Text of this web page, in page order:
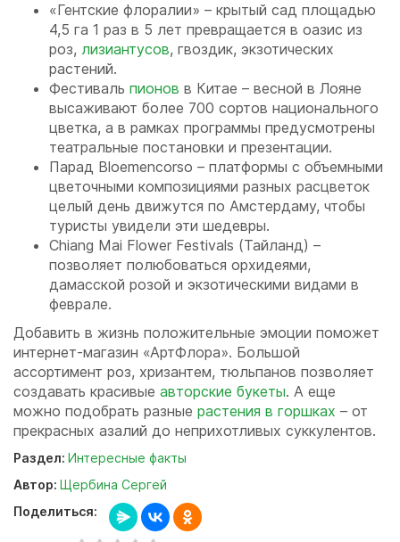
«Гентские флоралии» – крытый сад площадью
4,5 га 1 раз в 5 лет превращается в оазис из
роз, лизиантусов, гвоздик, экзотических
растений.
Фестиваль пионов в Китае – весной в Лояне
высаживают более 700 сортов национального
цветка, а в рамках программы предусмотрены
театральные постановки и презентации.
Парад Bloemencorso – платформы с объемными
цветочными композициями разных расцветок
целый день движутся по Амстердаму, чтобы
туристы увидели эти шедевры.
Chiang Mai Flower Festivals (Тайланд) –
позволяет полюбоваться орхидеями,
дамасской розой и экзотическими видами в
феврале.
Добавить в жизнь положительные эмоции поможет
интернет-магазин «АртФлора». Большой
ассортимент роз, хризантем, тюльпанов позволяет
создавать красивые авторские букеты. А еще
можно подобрать разные растения в горшках – от
прекрасных азалий до неприхотливых суккулентов.
Раздел: Интересные факты
Автор: Щербина Сергей
Поделиться: